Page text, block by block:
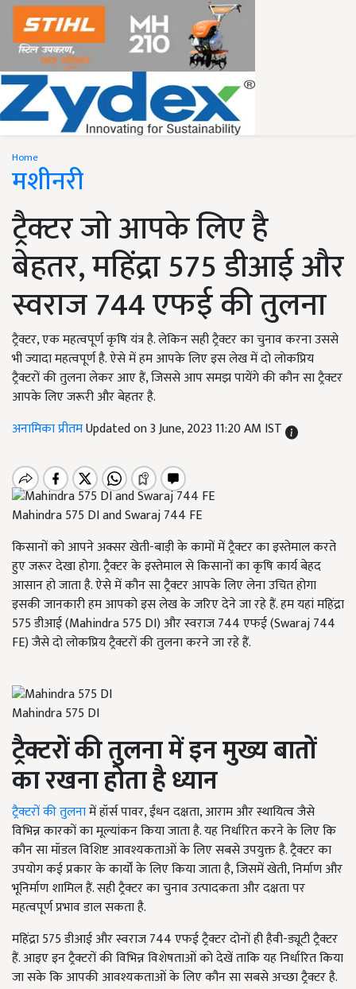
Home
मशीनरी
ट्रैक्टर जो आपके लिए है
बेहतर, महिंद्रा 575 डीआई और
स्वराज 744 एफई की तुलना
ट्रैक्टर, एक महत्वपूर्ण कृषि यंत्र है. लेकिन सही ट्रैक्टर का चुनाव करना उससे
भी ज्यादा महत्वपूर्ण है. ऐसे में हम आपके लिए इस लेख में दो लोकप्रिय
ट्रैक्टरों की तुलना लेकर आए हैं, जिससे आप समझ पायेंगे की कौन सा ट्रैक्टर
आपके लिए जरूरी और बेहतर है.
अनामिका प्रीतमUpdated on 3 June, 2023 11:20 AM IST
Mahindra 575 DI and Swaraj 744 FE
किसानों को आपने अक्सर खेती-बाड़ी के कामों में ट्रैक्टर का इस्तेमाल करते
हुए जरूर देखा होगा. ट्रैक्टर के इस्तेमाल से किसानों का कृषि कार्य बेहद
आसान हो जाता है. ऐसे में कौन सा ट्रैक्टर आपके लिए लेना उचित होगा
इसकी जानकारी हम आपको इस लेख के जरिए देने जा रहे हैं. हम यहां महिंद्रा
575 डीआई (Mahindra 575 DI) और स्वराज 744 एफई (Swaraj 744
FE) जैसे दो लोकप्रिय ट्रैक्टरों की तुलना करने जा रहे हैं.
Mahindra 575 DI
ट्रैक्टरों की तुलना में इन मुख्य बातों
का रखना होता है ध्यान
ट्रैक्टरों की तुलनामें हॉर्स पावर, ईंधन दक्षता, आराम और स्थायित्व जैसे
विभिन्न कारकों का मूल्यांकन किया जाता है. यह निर्धारित करने के लिए कि
कौन सा मॉडल विशिष्ट आवश्यकताओं के लिए सबसे उपयुक्त है. ट्रैक्टर का
उपयोग कई प्रकार के कार्यों के लिए किया जाता है, जिसमें खेती, निर्माण और
भूनिर्माण शामिल हैं. सही ट्रैक्टर का चुनाव उत्पादकता और दक्षता पर
महत्वपूर्ण प्रभाव डाल सकता है.
महिंद्रा 575 डीआई और स्वराज 744 एफई ट्रैक्टर दोनों ही हैवी-ड्यूटी ट्रैक्टर
हैं. आइए इन ट्रैक्टरों की विभिन्न विशेषताओं को देखें ताकि यह निर्धारित किया
जा सके कि आपकी आवश्यकताओं के लिए कौन सा सबसे अच्छा ट्रैक्टर है.